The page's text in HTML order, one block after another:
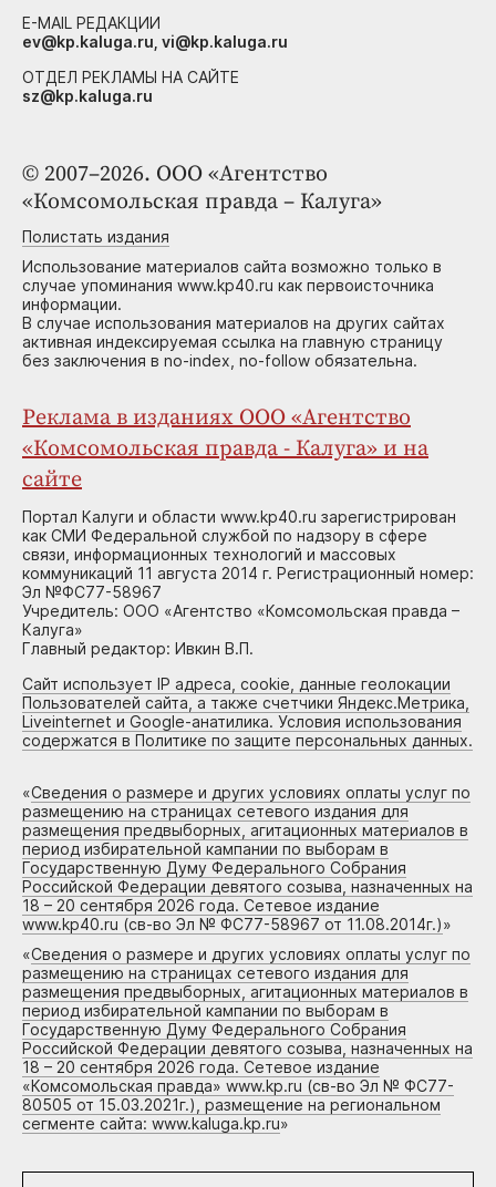
© 2007–2026. ООО «Агентство
«Комсомольская правда – Калуга»
Полистать издания
Использование материалов сайта возможно только в
случае упоминания www.kp40.ru как первоисточника
информации.
В случае использования материалов на других сайтах
активная индексируемая ссылка на главную страницу
без заключения в no-index, no-follow обязательна.
Реклама в изданиях ООО «Агентство
«Комсомольская правда - Калуга» и на
сайте
Портал Калуги и области www.kp40.ru зарегистрирован
как СМИ Федеральной службой по надзору в сфере
связи, информационных технологий и массовых
коммуникаций 11 августа 2014 г. Регистрационный номер:
Эл №ФС77-58967
Учредитель: ООО «Агентство «Комсомольская правда –
Калуга»
Главный редактор: Ивкин В.П.
Сайт использует IP адреса, cookie, данные геолокации
Пользователей сайта, а также счетчики Яндекс.Метрика,
Liveinternet и Google-анатилика. Условия использования
содержатся в Политике по защите персональных данных.
«Сведения о размере и других условиях оплаты услуг по
размещению на страницах сетевого издания для
размещения предвыборных, агитационных материалов в
период избирательной кампании по выборам в
Государственную Думу Федерального Собрания
Российской Федерации девятого созыва, назначенных на
18 – 20 сентября 2026 года. Сетевое издание
www.kp40.ru (св-во Эл № ФС77-58967 от 11.08.2014г.)»
«Сведения о размере и других условиях оплаты услуг по
размещению на страницах сетевого издания для
размещения предвыборных, агитационных материалов в
период избирательной кампании по выборам в
Государственную Думу Федерального Собрания
Российской Федерации девятого созыва, назначенных на
18 – 20 сентября 2026 года. Сетевое издание
«Комсомольская правда» www.kp.ru (св-во Эл № ФС77-
80505 от 15.03.2021г.), размещение на региональном
сегменте сайта: www.kaluga.kp.ru»
E-MAIL РЕДАКЦИИ
ev@kp.kaluga.ru, vi@kp.kaluga.ru
ОТДЕЛ РЕКЛАМЫ НА САЙТЕ
sz@kp.kaluga.ru